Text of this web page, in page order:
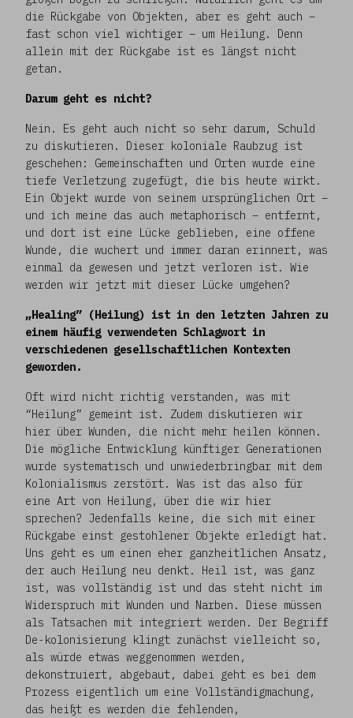
die Rückgabe von Objekten, aber es geht auch –
fast schon viel wichtiger – um Heilung. Denn
allein mit der Rückgabe ist es längst nicht
getan.
Darum geht es nicht?
Nein. Es geht auch nicht so sehr darum, Schuld
zu diskutieren. Dieser koloniale Raubzug ist
geschehen: Gemeinschaften und Orten wurde eine
tiefe Verletzung zugefügt, die bis heute wirkt.
Ein Objekt wurde von seinem ursprünglichen Ort –
und ich meine das auch metaphorisch – entfernt,
und dort ist eine Lücke geblieben, eine offene
Wunde, die wuchert und immer daran erinnert, was
einmal da gewesen und jetzt verloren ist. Wie
werden wir jetzt mit dieser Lücke umgehen?
„Healing” (Heilung) ist in den letzten Jahren zu
einem häufig verwendeten Schlagwort in
verschiedenen gesellschaftlichen Kontexten
geworden.
Oft wird nicht richtig verstanden, was mit
“Heilung” gemeint ist. Zudem diskutieren wir
hier über Wunden, die nicht mehr heilen können.
Die mögliche Entwicklung künftiger Generationen
wurde systematisch und unwiederbringbar mit dem
Kolonialismus zerstört. Was ist das also für
eine Art von Heilung, über die wir hier
sprechen? Jedenfalls keine, die sich mit einer
Rückgabe einst gestohlener Objekte erledigt hat.
Uns geht es um einen eher ganzheitlichen Ansatz,
der auch Heilung neu denkt. Heil ist, was ganz
ist, was vollständig ist und das steht nicht im
Widerspruch mit Wunden und Narben. Diese müssen
als Tatsachen mit integriert werden. Der Begriff
De-kolonisierung klingt zunächst vielleicht so,
als würde etwas weggenommen werden,
dekonstruiert, abgebaut, dabei geht es bei dem
Prozess eigentlich um eine Vollständigmachung,
das heißt es werden die fehlenden,